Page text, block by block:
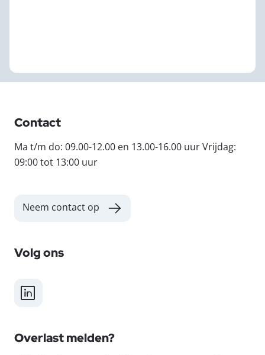
Contact
Ma t/m do: 09.00-12.00 en 13.00-16.00 uur Vrijdag:
09:00 tot 13:00 uur
Neem contact op
Volg ons
LinkedIn
Overlast melden?